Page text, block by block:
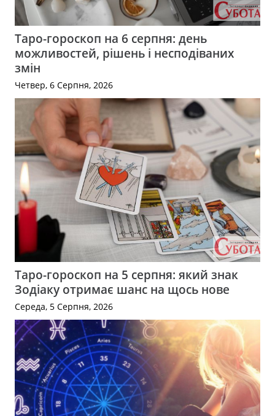
Таро-гороскоп на 6 серпня: день
можливостей, рішень і несподіваних
змін
Четвер, 6 Серпня, 2026
Таро-гороскоп на 5 серпня: який знак
Зодіаку отримає шанс на щось нове
Середа, 5 Серпня, 2026